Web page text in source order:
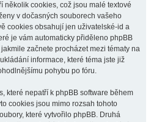
několik cookies, což jsou malé textové
v dočasných souborech vašeho
cookies obsahují jen uživatelské-id a
je vám automaticky přiděleno phpBB
začnete procházet mezi tématy na
informace, které téma jste již
pohybu po fóru.
které nepatří k phpBB software během
cookies jsou mimo rozsah tohoto
které vytvořilo phpBB. Druhá